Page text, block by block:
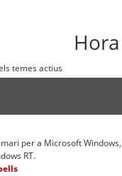
temes actius
per a Microsoft Windows,
RT.